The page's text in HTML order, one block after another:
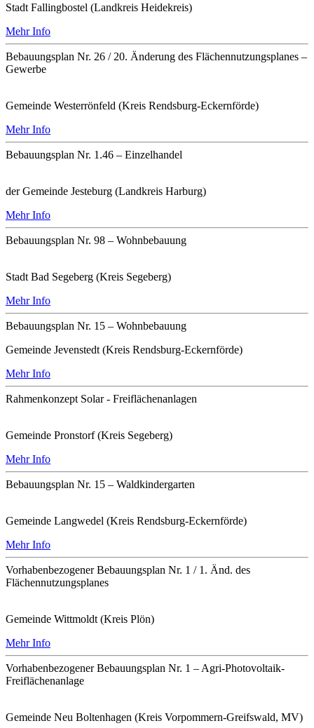
Stadt Fallingbostel (Landkreis Heidekreis)
Mehr Info
Bebauungsplan Nr. 26 / 20. Änderung des Flächennutzungsplanes –
Gewerbe
Gemeinde Westerrönfeld (Kreis Rendsburg-Eckernförde)
Mehr Info
Bebauungsplan Nr. 1.46 – Einzelhandel
der Gemeinde Jesteburg (Landkreis Harburg)
Mehr Info
Bebauungsplan Nr. 98 – Wohnbebauung
Stadt Bad Segeberg (Kreis Segeberg)
Mehr Info
Bebauungsplan Nr. 15 – Wohnbebauung
Gemeinde Jevenstedt (Kreis Rendsburg-Eckernförde)
Mehr Info
Rahmenkonzept Solar - Freiflächenanlagen
Gemeinde Pronstorf (Kreis Segeberg)
Mehr Info
Bebauungsplan Nr. 15 – Waldkindergarten
Gemeinde Langwedel (Kreis Rendsburg-Eckernförde)
Mehr Info
Vorhabenbezogener Bebauungsplan Nr. 1 / 1. Änd. des
Flächennutzungsplanes
Gemeinde Wittmoldt (Kreis Plön)
Mehr Info
Vorhabenbezogener Bebauungsplan Nr. 1 – Agri-Photovoltaik-
Freiflächenanlage
Gemeinde Neu Boltenhagen (Kreis Vorpommern-Greifswald, MV)